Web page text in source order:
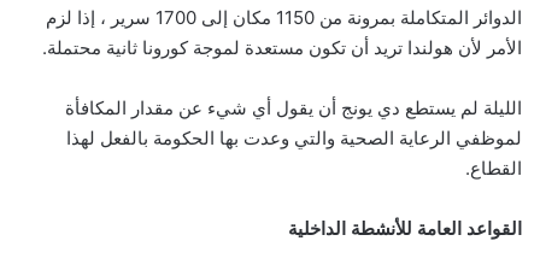
الدوائر المتكاملة بمرونة من 1150 مكان إلى 1700 سرير ، إذا لزم
الأمر لأن هولندا تريد أن تكون مستعدة لموجة كورونا ثانية محتملة.
الليلة لم يستطع دي يونج أن يقول أي شيء عن مقدار المكافأة
لموظفي الرعاية الصحية والتي وعدت بها الحكومة بالفعل لهذا
القطاع.
القواعد العامة للأنشطة الداخلية